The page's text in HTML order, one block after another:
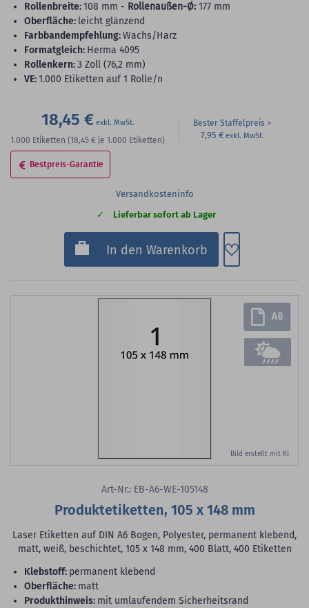
Rollenbreite:108 mm - Rollenaußen-Ø: 177 mm
Oberfläche: leicht glänzend
Farbbandempfehlung:Wachs/Harz
Formatgleich: Herma 4095
Rollenkern:3 Zoll (76,2 mm)
VE:1.000 Etiketten auf 1 Rolle/n
18,45 €
1.000 Etiketten (18,45 € je 1.000 Etiketten)
Bester Staffelpreis
7,95 €
Bestpreis-Garantie
Versandkosteninfo
Lieferbar sofort ab Lager
In den Warenkorb Zum
Bild erstellt mit KI
Art-Nr.: EB-A6-WE-105148
Produktetiketten, 105 x 148 mm
Laser Etiketten auf DIN A6 Bogen, Polyester, permanent klebend,
matt, weiß, beschichtet, 105 x 148 mm, 400 Blatt, 400 Etiketten
Klebstoff: permanent klebend
Oberfläche: matt
Produkthinweis: mit umlaufendem Sicherheitsrand